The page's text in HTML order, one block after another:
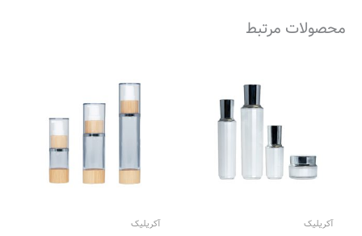
محصولات مرتبط
آکریلیک آکریلیک